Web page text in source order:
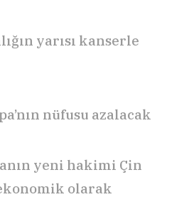
yarısı kanserle
nüfusu azalacak
yeni hakimi Çin
olarak